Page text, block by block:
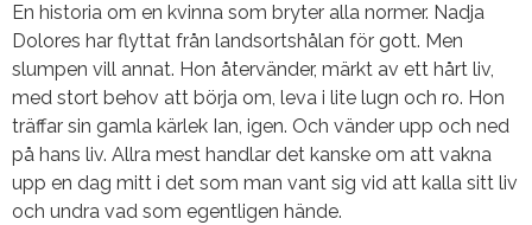
En historia om en kvinna som bryter alla normer. Nadja
Dolores har flyttat från landsortshålan för gott. Men
slumpen vill annat. Hon återvänder, märkt av ett hårt liv,
med stort behov att börja om, leva i lite lugn och ro. Hon
träffar sin gamla kärlek Ian, igen. Och vänder upp och ned
på hans liv. Allra mest handlar det kanske om att vakna
upp en dag mitt i det som man vant sig vid att kalla sitt liv
och undra vad som egentligen hände.